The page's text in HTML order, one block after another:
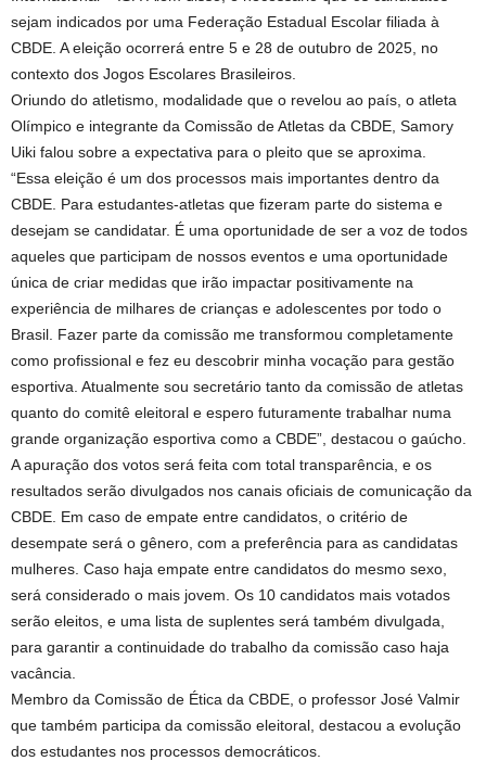
sejam indicados por uma Federação Estadual Escolar filiada à
CBDE. A eleição ocorrerá entre 5 e 28 de outubro de 2025, no
contexto dos Jogos Escolares Brasileiros.
Oriundo do atletismo, modalidade que o revelou ao país, o atleta
Olímpico e integrante da Comissão de Atletas da CBDE, Samory
Uiki falou sobre a expectativa para o pleito que se aproxima.
“Essa eleição é um dos processos mais importantes dentro da
CBDE. Para estudantes-atletas que fizeram parte do sistema e
desejam se candidatar. É uma oportunidade de ser a voz de todos
aqueles que participam de nossos eventos e uma oportunidade
única de criar medidas que irão impactar positivamente na
experiência de milhares de crianças e adolescentes por todo o
Brasil. Fazer parte da comissão me transformou completamente
como profissional e fez eu descobrir minha vocação para gestão
esportiva. Atualmente sou secretário tanto da comissão de atletas
quanto do comitê eleitoral e espero futuramente trabalhar numa
grande organização esportiva como a CBDE”, destacou o gaúcho.
A apuração dos votos será feita com total transparência, e os
resultados serão divulgados nos canais oficiais de comunicação da
CBDE. Em caso de empate entre candidatos, o critério de
desempate será o gênero, com a preferência para as candidatas
mulheres. Caso haja empate entre candidatos do mesmo sexo,
será considerado o mais jovem. Os 10 candidatos mais votados
serão eleitos, e uma lista de suplentes será também divulgada,
para garantir a continuidade do trabalho da comissão caso haja
vacância.
Membro da Comissão de Ética da CBDE, o professor José Valmir
que também participa da comissão eleitoral, destacou a evolução
dos estudantes nos processos democráticos.